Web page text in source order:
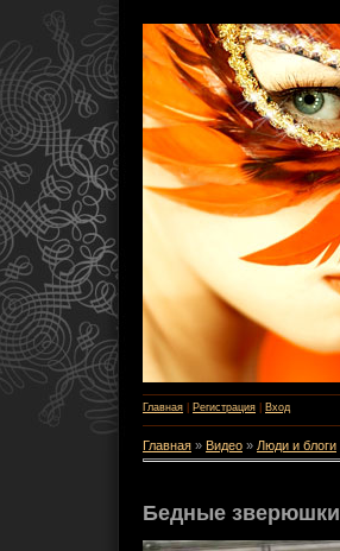
Главная Регистрация Вход
Главная » Видео » Люди и блоги
Бедные зверюшки